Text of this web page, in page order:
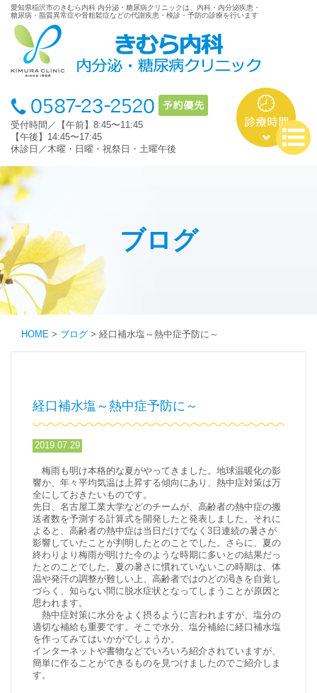
愛知県稲沢市のきむら内科 内分泌・糖尿病クリニックは、内科・内分泌疾患・
糖尿病・脂質異常症や骨粗鬆症などの代謝疾患・検診・予防の診療を行います
受付時間／【午前】8:45〜11:45
【午後】14:45〜17:45
休診日／木曜・日曜・祝祭日・土曜午後
ブログ
HOME > ブログ > 経口補水塩～熱中症予防に～
経口補水塩～熱中症予防に～
2019.07.29
梅雨も明け本格的な夏がやってきました。地球温暖化の影
響か、年々平均気温は上昇する傾向にあり、熱中症対策は万
全にしておきたいものです。
先日、名古屋工業大学などのチームが、高齢者の熱中症の搬
送者数を予測する計算式を開発したと発表しました。それに
よると、高齢者の熱中症は当日だけでなく3日連続の暑さが
影響していたことが判明したとのことでした。さらに、夏の
終わりより梅雨が明けた今のような時期に多いとの結果だっ
たとのことでした。夏の暑さに慣れていないこの時期は、体
温や発汗の調整が難しい上、高齢者ではのどの渇きを自覚し
づらく、知らない間に脱水症状となってしまうことが原因と
思われます。
熱中症対策に水分をよく摂るように言われますが、塩分の
適切な補給も重要です。そこで水分、塩分補給に経口補水塩
を作ってみてはいかがでしょうか。
インターネットや書物などでいろいろ紹介されていますが、
簡単に作ることができるものを見つけましたのでご紹介しま
す。